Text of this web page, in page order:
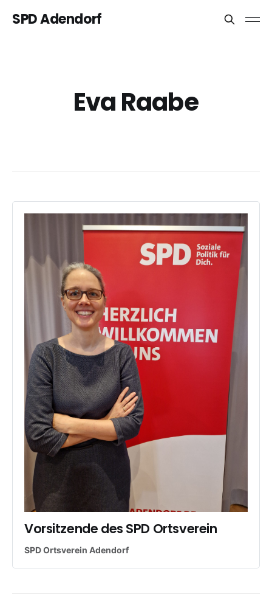
SPD Adendorf
Eva Raabe
Vorsitzende des SPD Ortsverein
SPD Ortsverein Adendorf